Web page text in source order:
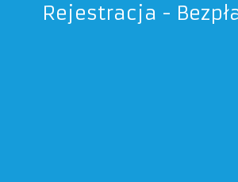
Rejestracja -